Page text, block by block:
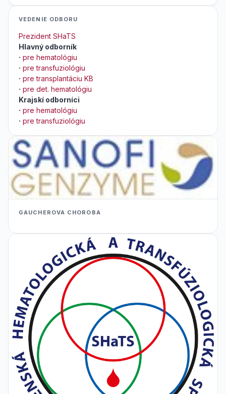
VEDENIE ODBORU
Prezident SHaTS
Hlavný odborník
· pre hematológiu
· pre transfuziológiu
· pre transplantáciu KB
· pre det. hematológiu
Krajskí odborníci
· pre hematológiu
· pre transfuziológiu
GAUCHEROVA CHOROBA